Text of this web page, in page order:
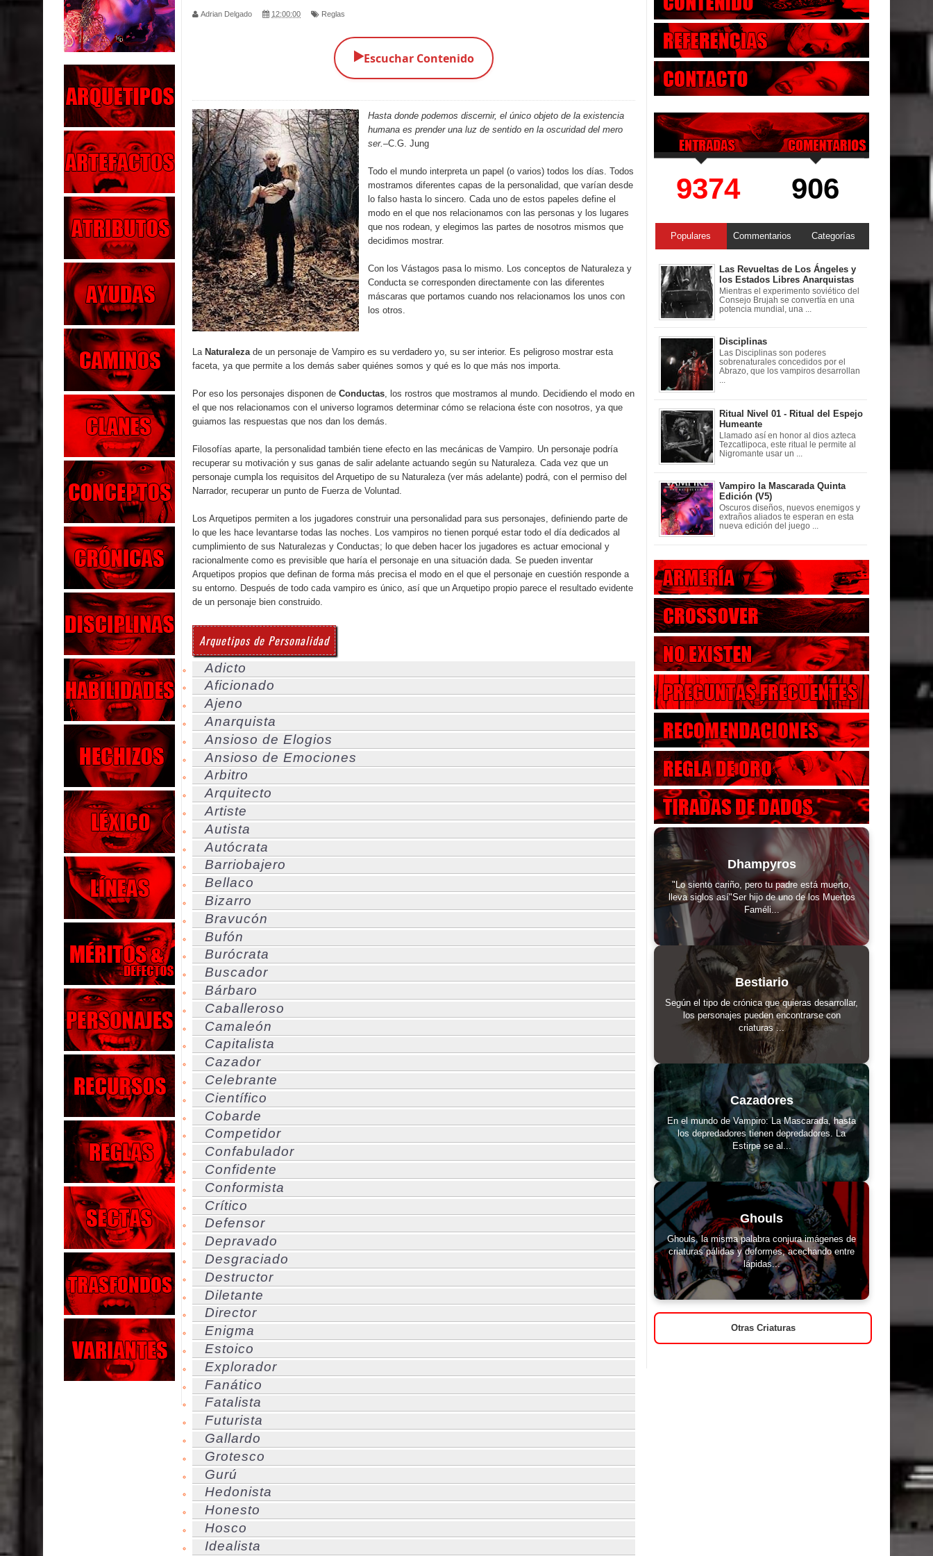
Parte 06: Coletazos
Parte 05: Los Horrores del Infierno
Parte 04: Oídos Sordos
Parte 03: La Traición
Parte 02: Vuelve el Hijo Prodigo
Parte 03: Reflexiones
Parte 02: Un Bicho Raro
Parte 01: Una Misión de Locos
Parte 03: Forastero en Tierra Muerta
Adrian Delgado 12:00:00 Reglas
▶️Escuchar Contenido
Hasta donde podemos discernir, el único objeto de la existencia
humana es prender una luz de sentido en la oscuridad del mero
ser.–C.G. Jung
Todo el mundo interpreta un papel (o varios) todos los días. Todos
mostramos diferentes capas de la personalidad, que varían desde
lo falso hasta lo sincero. Cada uno de estos papeles define el
modo en el que nos relacionamos con las personas y los lugares
que nos rodean, y elegimos las partes de nosotros mismos que
decidimos mostrar.
Con los Vástagos pasa lo mismo. Los conceptos de Naturaleza y
Conducta se corresponden directamente con las diferentes
máscaras que portamos cuando nos relacionamos los unos con
los otros.
LaNaturalezade un personaje de Vampiro es su verdadero yo, su ser interior. Es peligroso mostrar esta
faceta, ya que permite a los demás saber quiénes somos y qué es lo que más nos importa.
Por eso los personajes disponen de Conductas, los rostros que mostramos al mundo. Decidiendo el modo en
el que nos relacionamos con el universo logramos determinar cómo se relaciona éste con nosotros, ya que
guiamos las respuestas que nos dan los demás.
Filosofías aparte, la personalidad también tiene efecto en las mecánicas de Vampiro. Un personaje podría
recuperar su motivación y sus ganas de salir adelante actuando según su Naturaleza. Cada vez que un
personaje cumpla los requisitos del Arquetipo de su Naturaleza (ver más adelante) podrá, con el permiso del
Narrador, recuperar un punto de Fuerza de Voluntad.
Los Arquetipos permiten a los jugadores construir una personalidad para sus personajes, definiendo parte de
lo que les hace levantarse todas las noches. Los vampiros no tienen porqué estar todo el día dedicados al
cumplimiento de sus Naturalezas y Conductas; lo que deben hacer los jugadores es actuar emocional y
racionalmente como es previsible que haría el personaje en una situación dada. Se pueden inventar
Arquetipos propios que definan de forma más precisa el modo en el que el personaje en cuestión responde a
su entorno. Después de todo cada vampiro es único, así que un Arquetipo propio parece el resultado evidente
de un personaje bien construido.
Arquetipos de Personalidad
Adicto
Aficionado
Ajeno
Anarquista
Ansioso de Elogios
Ansioso de Emociones
Arbitro
Arquitecto
Artiste
Autista
Autócrata
Barriobajero
Bellaco
Bizarro
Bravucón
Bufón
Burócrata
Buscador
Bárbaro
Caballeroso
Camaleón
Capitalista
Cazador
Celebrante
Científico
Cobarde
Competidor
Confabulador
Confidente
Conformista
Crítico
Defensor
Depravado
Desgraciado
Destructor
Diletante
Director
Enigma
Estoico
Explorador
Fanático
Fatalista
Futurista
Gallardo
Grotesco
Gurú
Hedonista
Honesto
Hosco
Idealista
9374 906
Populares Commentarios Categorías
Las Revueltas de Los Ángeles y
los Estados Libres Anarquistas
Mientras el experimento soviético del
Consejo Brujah se convertía en una
potencia mundial, una ...
Disciplinas
Las Disciplinas son poderes
sobrenaturales concedidos por el
Abrazo, que los vampiros desarrollan
Ritual Nivel 01 - Ritual del Espejo
Humeante
Llamado así en honor al dios azteca
Tezcatlipoca, este ritual le permite al
Nigromante usar un ...
Vampiro la Mascarada Quinta
Edición (V5)
Oscuros diseños, nuevos enemigos y
extraños aliados te esperan en esta
nueva edición del juego ...
Dhampyros
"Lo siento cariño, pero tu padre está muerto,
lleva siglos así"Ser hijo de uno de los Muertos
Faméli...
Bestiario
Según el tipo de crónica que quieras desarrollar,
los personajes pueden encontrarse con
criaturas ...
Cazadores
En el mundo de Vampiro: La Mascarada, hasta
los depredadores tienen depredadores. La
Estirpe se al...
Ghouls
Ghouls, la misma palabra conjura imágenes de
criaturas pálidas y deformes, acechando entre
lápidas...
Otras Criaturas